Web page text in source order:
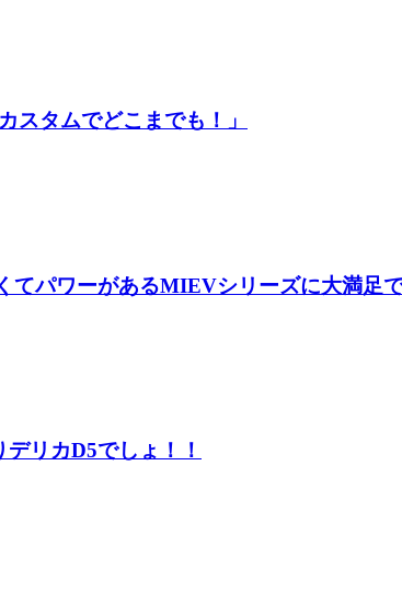
スタムでどこまでも！」
てパワーがあるMIEVシリーズに大満足で
リカD5でしょ！！